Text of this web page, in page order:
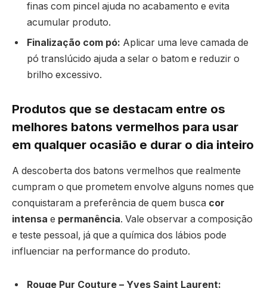
finas com pincel ajuda no acabamento e evita
acumular produto.
Finalização com pó: Aplicar uma leve camada de
pó translúcido ajuda a selar o batom e reduzir o
brilho excessivo.
Produtos que se destacam entre os
melhores batons vermelhos para usar
em qualquer ocasião e durar o dia inteiro
A descoberta dos batons vermelhos que realmente
cumpram o que prometem envolve alguns nomes que
conquistaram a preferência de quem busca cor
intensa e permanência. Vale observar a composição
e teste pessoal, já que a química dos lábios pode
influenciar na performance do produto.
Rouge Pur Couture – Yves Saint Laurent: